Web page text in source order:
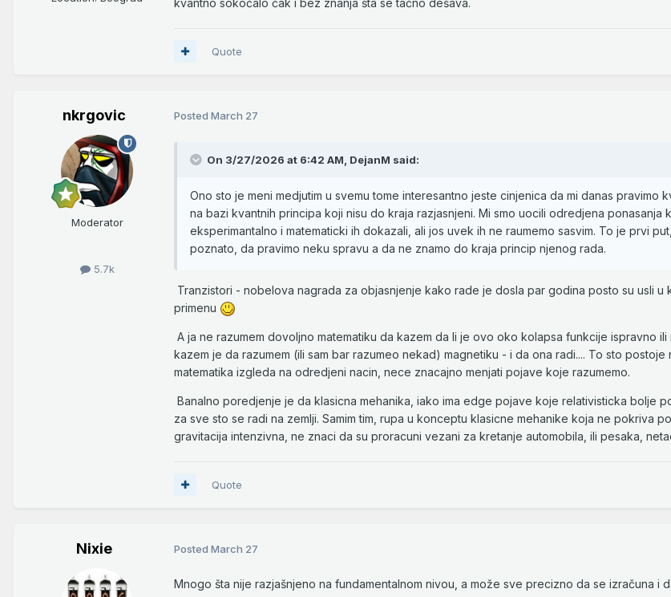
Quote
nkrgovic
Moderator
5.7k
Posted March 27
On 3/27/2026 at 6:42 AM, DejanM said:
Ono sto je meni medjutim u svemu tome interesantno jeste cinjenica da mi danas pravimo
na bazi kvantnih principa koji nisu do kraja razjasnjeni. Mi smo uocili odredjena ponasanja
eksperimantalno i matematicki ih dokazali, ali jos uvek ih ne raumemo sasvim. To je prvi
poznato, da pravimo neku spravu a da ne znamo do kraja princip njenog rada.
Tranzistori - nobelova nagrada za objasnjenje kako rade je dosla par godina posto su usli u
primenu
A ja ne razumem dovoljno matematiku da kazem da li je ovo oko kolapsa funkcije ispravno ili
kazem je da razumem (ili sam bar razumeo nekad) magnetiku - i da ona radi.... To sto
matematika izgleda na odredjeni nacin, nece znacajno menjati pojave koje razumemo.
Banalno poredjenje je da klasicna mehanika, iako ima edge pojave koje relativisticka bolje
za sve sto se radi na zemlji. Samim tim, rupa u konceptu klasicne mehanike koja ne pokriva
gravitacija intenzivna, ne znaci da su proracuni vezani za kretanje automobila, ili pesaka,
Quote
Nixie Posted March 27
Mnogo šta nije razjašnjeno na fundamentalnom nivou, a može sve precizno da se izračuna i